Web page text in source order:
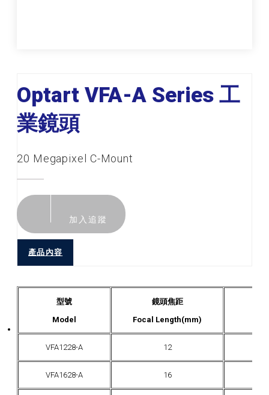
Optart VFA-A Series 工
業鏡頭
20 Megapixel C-Mount
加入追蹤
產品內容
型號
Model
鏡頭焦距
Focal Length(mm)
VFA1228-A 12
VFA1628-A 16